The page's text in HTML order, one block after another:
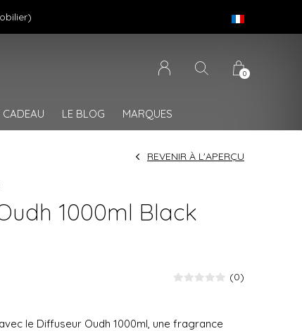
CADEAU LE BLOG MARQUES
0
1000ml Black
REVENIR À L'APERÇU
(0)
le Diffuseur Oudh 1000ml, une fragrance